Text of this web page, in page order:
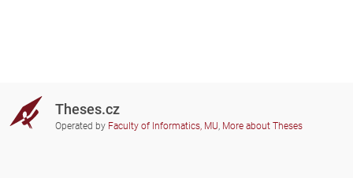
Theses.cz
Operated by Faculty of Informatics, MU, More about Theses